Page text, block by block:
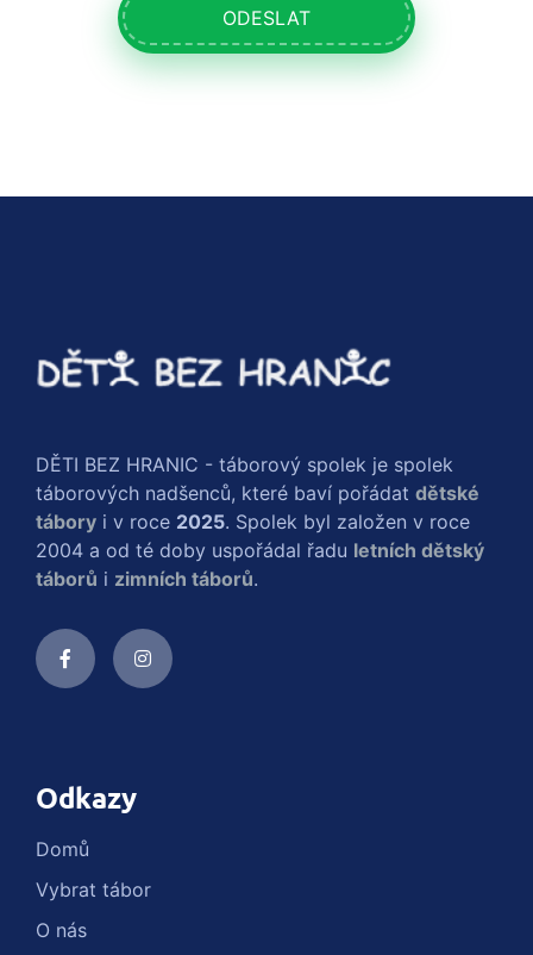
ODESLAT
DĚTI BEZ HRANIC - táborový spolek je spolek
táborových nadšenců, které baví pořádat dětské
tábory i v roce 2025. Spolek byl založen v roce
2004 a od té doby uspořádal řadu letních dětský
táborů i zimních táborů.
Odkazy
Domů
Vybrat tábor
O nás